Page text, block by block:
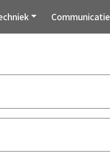
Communicatie